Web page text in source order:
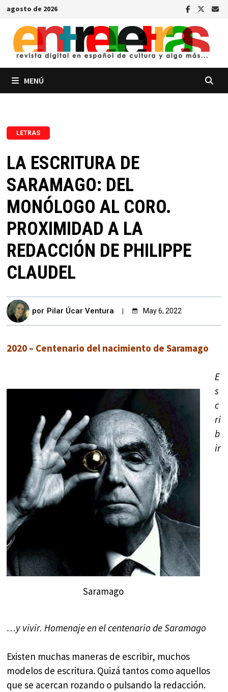
Saltar
contenido
agosto de 2026
MENÚ
LETRAS
LA ESCRITURA DE
SARAMAGO: DEL
MONÓLOGO AL CORO.
PROXIMIDAD A LA
REDACCIÓN DE PHILIPPE
CLAUDEL
por Pilar Úcar Ventura May 6, 2022
2020 – Centenario del nacimiento de Saramago
Saramago
E
s
c
ri
b
ir
…y vivir. Homenaje en el centenario de Saramago
Existen muchas maneras de escribir, muchos
modelos de escritura. Quizá tantos como aquellos
que se acercan rozando o pulsando la redacción.